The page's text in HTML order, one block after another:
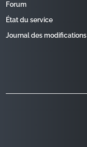
Forum
État du service
Journal des modifications